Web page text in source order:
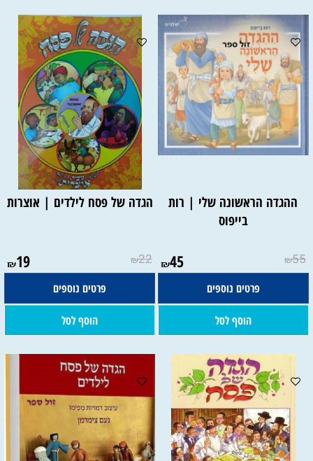
ההגדה הראשונה שלי | רות
בייפוס
₪55
₪45
פרטים נוספים
הוסף לסל
הגדה של פסח לילדים | אוצרות
₪22
₪19
פרטים נוספים
הוסף לסל